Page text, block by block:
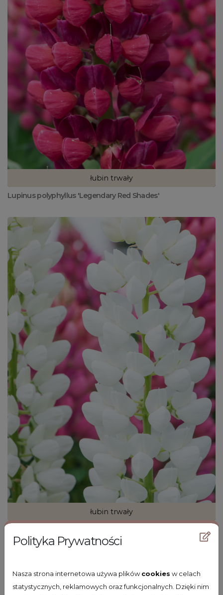
Polityka Prywatności
Nasza strona internetowa używa plikówcookies w celach
statystycznych, reklamowych oraz funkcjonalnych. Dzięki nim
łubin trwały
Lupinus polyphyllus 'Legendary Red Shades'
łubin trwały